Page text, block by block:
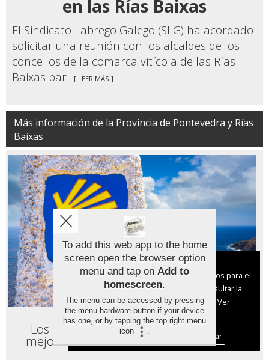
en las Rías Baixas
El Sindicato Labrego Galego (SLG) ha acordado
solicitar una reunión con los alcaldes de los
concellos de la comarca vitícola de las Rías
Baixas par ... [ LEER MÁS ]
Más información de la Provincia de Pontevedra y Rías
Baixas
Los Caminos Portugués y de la Costa
mejoran su seguridad en 14 concellos
Aviso sobre el Uso de cookies:
Utilizamos cookies nuestras y de terceros para el
funcionamiento del digital. Puedes consultar la
lista de cookies y como desconectarlas.
Ver
nuestra Política de Privacidad y Cookies
Aceptar Cookies
Personalizar
To add this web app to the home
screen open the browser option
menu and tap on Add to
homescreen.
The menu can be accessed by pressing
the menu hardware button if your device
has one, or by tapping the top right menu
icon
.